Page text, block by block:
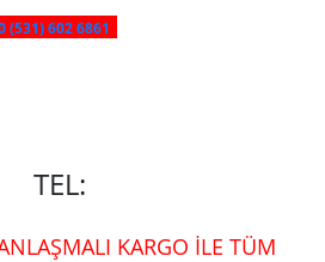
(531) 602 6861
TEL:
KARGO İLE TÜM